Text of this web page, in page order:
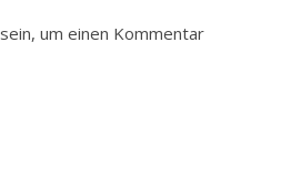
sein, um einen Kommentar